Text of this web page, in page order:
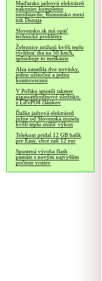
Maďarsko jadrovú elektráreň
nakoniec kompletne
neodstavilo, Rumunsko mení
tok Dunaja
Slovensko.sk má opäť
technické problémy
Železnice znižujú kvôli teplu
rýchlosť iba na 50 km/h,
spôsobuje to meškanie
Alza nasadila dve novinky,
jednu užitočnú a jednu
kontroverznú
V Poľsku spustili takmer
gigawatthodinové úložisko,
z LiFePO4 článkov
Ďalšia jadrová elektráreň
južne od Slovenska musela
kvôli teplu znížiť výkon
Telekom pridal 12 GB balík
pre Easy, chce zaň 12 eur
Spustená výroba flash
pamäte s novým najvyšším
počtom vrstiev